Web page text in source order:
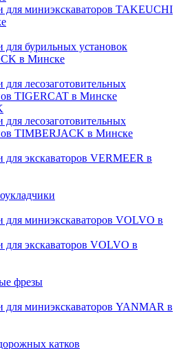
для миниэкскаваторов TAKEUCHI
для бурильных установок
в Минске
для лесозаготовительных
TIGERCAT в Минске
для лесозаготовительных
TIMBERJACK в Минске
для экскаваторов VERMEER в
для миниэкскаваторов VOLVO в
для экскаваторов VOLVO в
фрезы
для миниэкскаваторов YANMAR в
катков